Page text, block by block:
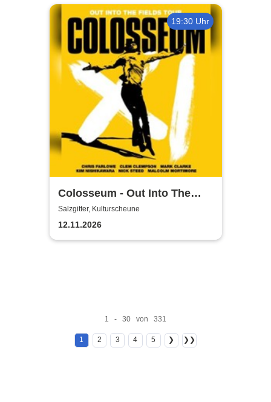
19:30 Uhr
Colosseum - Out Into The
Fields
Salzgitter, Kulturscheune
12.11.2026
1 - 30 von 331
1 2 3 4 5 ❯ ❯❯